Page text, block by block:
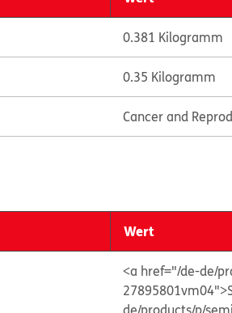
0.381 Kilogramm
0.35 Kilogramm
Cancer and
Wert
<a href="/de-de/